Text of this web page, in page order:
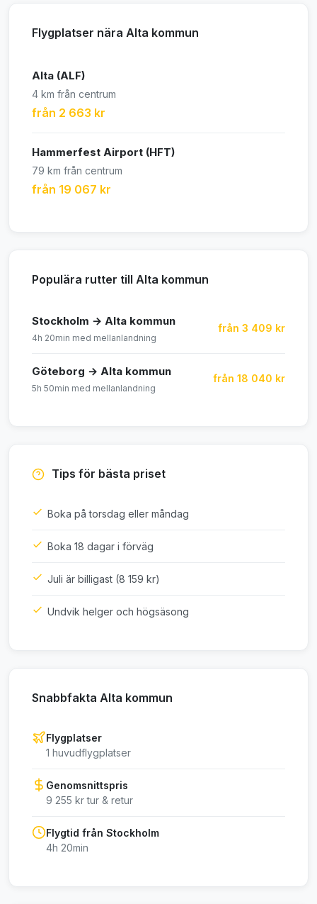
Flygplatser nära Alta kommun
Alta (ALF)
4 km från centrum
från 2 663 kr
Hammerfest Airport (HFT)
79 km från centrum
från 19 067 kr
Populära rutter till Alta kommun
Stockholm → Alta kommun
4h 20min med mellanlandning
från 3 409 kr
Göteborg → Alta kommun
5h 50min med mellanlandning
från 18 040 kr
Tips för bästa priset
Boka på torsdag eller måndag
Boka 18 dagar i förväg
Juli är billigast (8 159 kr)
Undvik helger och högsäsong
Snabbfakta Alta kommun
Flygplatser
1 huvudflygplatser
Genomsnittspris
9 255 kr tur & retur
Flygtid från Stockholm
4h 20min